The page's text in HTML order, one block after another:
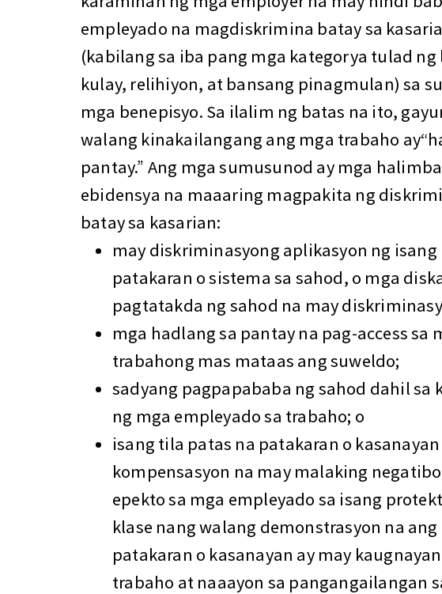
empleyado na magdiskrimina batay sa
(kabilang sa iba pang mga kategorya tulad ng
kulay, relihiyon, at bansang pinagmulan) sa
mga benepisyo. Sa ilalim ng batas na ito,
walang kinakailangang ang mga trabaho
pantay.” Ang mga sumusunod ay mga
ebidensya na maaaring magpakita ng
batay sa kasarian:
may diskriminasyong aplikasyon ng isang
patakaran o sistema sa sahod, o mga
pagtatakda ng sahod na may
mga hadlang sa pantay na pag-access sa
trabahong mas mataas ang suweldo;
sadyang pagpapababa ng sahod dahil sa
ng mga empleyado sa trabaho; o
isang tila patas na patakaran o kasanayan
kompensasyon na may malaking
epekto sa mga empleyado sa isang
klase nang walang demonstrasyon na ang
patakaran o kasanayan ay may
trabaho at naaayon sa pangangailangan